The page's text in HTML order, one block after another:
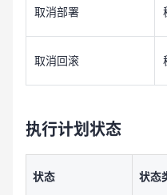
取消部署
取消回滚
执行计划状态
状态 状态